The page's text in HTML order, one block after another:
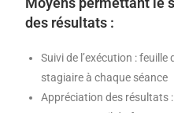
des résultats :
Suivi de l’exécution : feuille
stagiaire à chaque séance
Appréciation des résultats